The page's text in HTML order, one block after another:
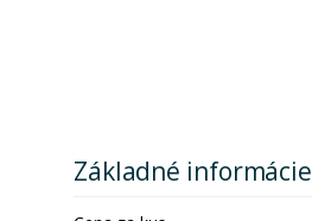
Základné informácie